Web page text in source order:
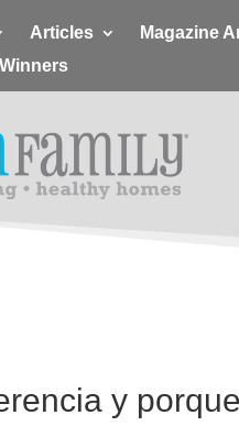
Articles Magazine
y